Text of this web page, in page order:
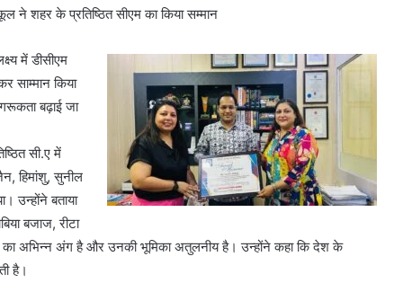
ने शहर के प्रतिष्ठित सीएम का किया सम्मान
में डीसीएम
साम्मान किया
बढ़ाई जा
सी.ए में
हिमांशु, सुनील
उन्होंने बताया
बजाज, रीटा
का अभिन्न अंग है और उनकी भूमिका अतुलनीय है। उन्होंने कहा कि देश के
है।